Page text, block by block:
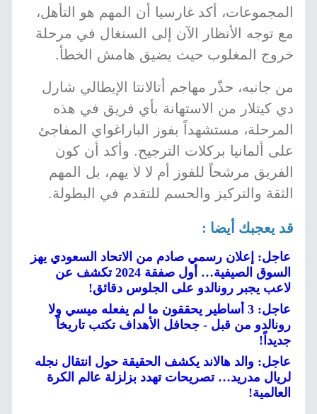
المجموعات، أكد غارسيا أن المهم هو التأهل،
مع توجه الأنظار الآن إلى السنغال في مرحلة
خروج المغلوب حيث يضيق هامش الخطأ.
من جانبه، حذّر مهاجم أتالانتا الإيطالي شارل
دي كيتلار من الاستهانة بأي فريق في هذه
المرحلة، مستشهداً بفوز الباراغواي المفاجئ
على ألمانيا بركلات الترجيح. وأكد أن كون
الفريق مرشحاً للفوز أم لا لا يهم، بل المهم
الثقة والتركيز والحسم للتقدم في البطولة.
قد يعجبك أيضا :
عاجل: إعلان رسمي صادم من الاتحاد السعودي يهز
السوق الصيفية… أول صفقة 2024 تكشف عن
لاعب يجبر رونالدو على الجلوس دقائق!
عاجل: 3 أساطير يحققون ما لم يفعله ميسي ولا
رونالدو من قبل - جحافل الأهداف تكتب تاريخاً
جديداً!
عاجل: والد هالاند يكشف الحقيقة حول انتقال نجله
لريال مدريد… تصريحات تهدد بزلزلة عالم الكرة
العالمية!